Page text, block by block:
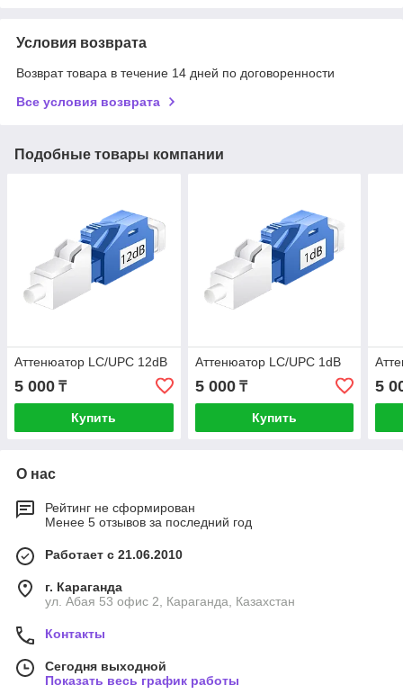
Условия возврата
Возврат товара в течение 14 дней по договоренности
Все условия возврата
Подобные товары компании
Аттенюатор LC/UPC 12dB
5 000 ₸
Купить
Аттенюатор LC/UPC 1dB
5 000₸
Купить
5
О нас
Рейтинг не сформирован
Менее 5 отзывов за последний год
Работает с 21.06.2010
г. Караганда
ул. Абая 53 офис 2, Караганда, Казахстан
Контакты
Сегодня выходной
Показать весь график работы